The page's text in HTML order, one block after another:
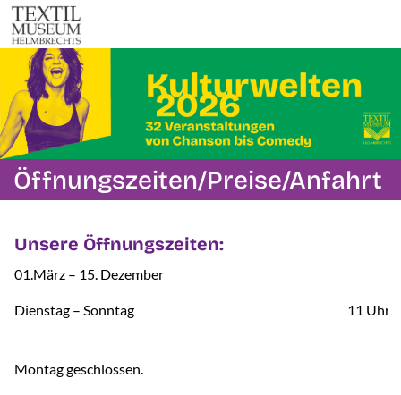
Öffnungszeiten/Preise/Anfahrt
Unsere Öffnungszeiten:
01.März – 15. Dezember
Dienstag – Sonntag
11 Uhr
Montag geschlossen.